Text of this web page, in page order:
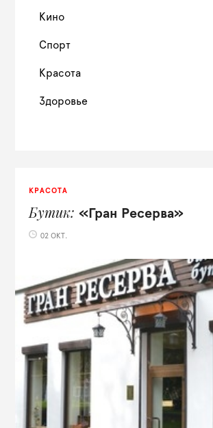
Кино
Спорт
Красота
Здоровье
КРАСОТА
Бутик «Гран Ресерва»
02 ОКТ.